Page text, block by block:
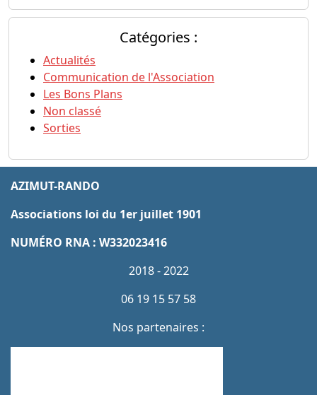
Catégories :
Actualités
Communication de l'Association
Les Bons Plans
Non classé
Sorties
AZIMUT-RANDO
Associations loi du 1er juillet 1901
NUMÉRO RNA : W332023416
2018 - 2022
06 19 15 57 58
Nos partenaires :